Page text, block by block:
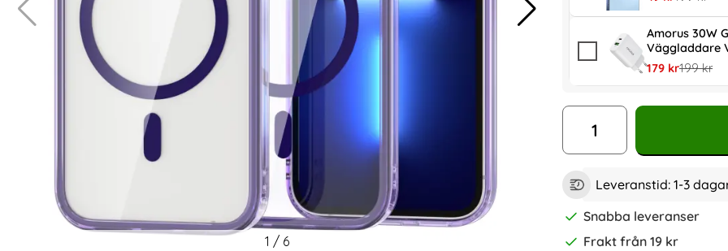
1 / 6
Amorus 30W
Väggladdare
rea pris
179 krtidigare
199 kr
antal
Leveranstid: 1-3
Snabba leveranser
Frakt från 19 kr